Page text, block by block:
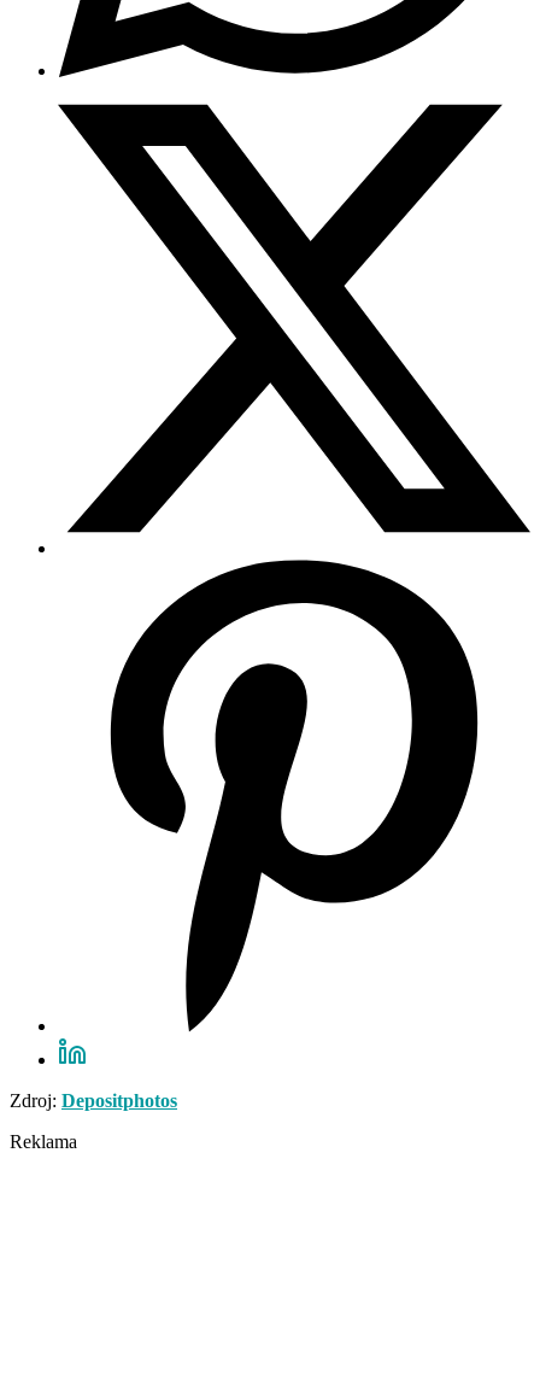
Zdroj: Depositphotos
Reklama